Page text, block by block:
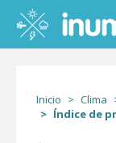
contenido
principal
Inicio Clima
Índice de